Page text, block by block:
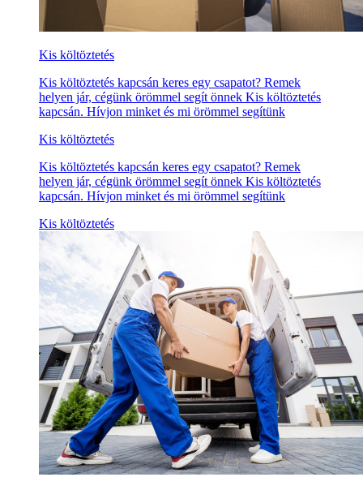
Kis költöztetés
Kis költöztetés kapcsán keres egy csapatot? Remek
helyen jár, cégünk örömmel segít önnek Kis költöztetés
kapcsán. Hívjon minket és mi örömmel segítünk
Kis költöztetés
Kis költöztetés kapcsán keres egy csapatot? Remek
helyen jár, cégünk örömmel segít önnek Kis költöztetés
kapcsán. Hívjon minket és mi örömmel segítünk
Kis költöztetés